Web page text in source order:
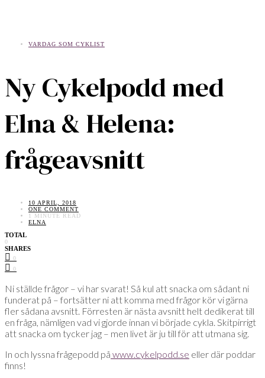
VARDAG SOM CYKLIST
Ny Cykelpodd med
Elna & Helena:
frågeavsnitt
10 APRIL, 2018
ONE COMMENT
1 MINUTE READ
ELNA
TOTAL
0
SHARES
0
0
Ni ställde frågor – vi har svarat! Så kul att snacka om sådant ni
funderat på – fortsätter ni att komma med frågor kör vi gärna
fler sådana avsnitt. Förresten är nästa avsnitt helt dedikerat till
en fråga, nämligen vad vi gjorde innan vi började cykla. Skitpirrigt
att snacka om tycker jag – men livet är ju till för att utmana sig.
In och lyssna frågepodd på www.cykelpodd.se eller där poddar
finns!